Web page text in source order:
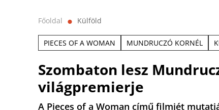
Főoldal ⬤ Külföld
PIECES OF A WOMAN MUNDRUCZÓ KORNÉL
Szombaton lesz
világpremierje
A Pieces of a Woman című filmjét